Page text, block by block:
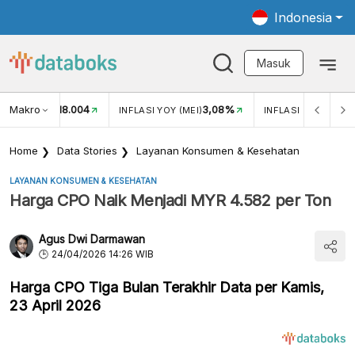
Indonesia
Masuk
Makro
USD/IDR 18.004 INFLASI YOY (MEI)3,08% INFLASI MOM (MEI)
Home Data Stories Layanan Konsumen & Kesehatan
LAYANAN KONSUMEN & KESEHATAN
Harga CPO Naik Menjadi MYR 4.582 per Ton
Agus Dwi Darmawan
24/04/2026 14:26 WIB
Harga CPO Tiga Bulan Terakhir Data per Kamis,
23 April 2026